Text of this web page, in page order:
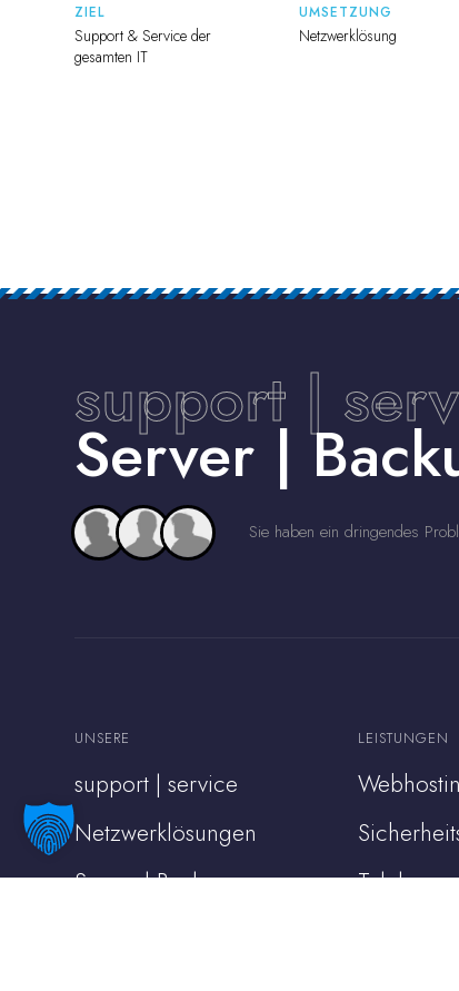
ZIEL
Support & Service der
gesamten IT
UMSETZUNG
Netzwerklösung
support |
Server |
Sie haben ein dringendes
UNSERE
support | service
Netzwerklösungen
Server | Backup
LEISTUNGEN